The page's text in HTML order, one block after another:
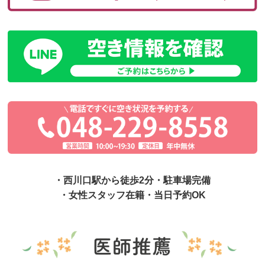
・西川口駅から徒歩2分・駐車場完備
・女性スタッフ在籍・当日予約OK